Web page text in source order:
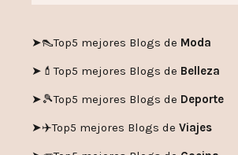
➤👠Top5 mejores Blogs de Moda
➤💄Top5 mejores Blogs de Belleza
➤🎾Top5 mejores Blogs de Deporte
➤✈️Top5 mejores Blogs de Viajes